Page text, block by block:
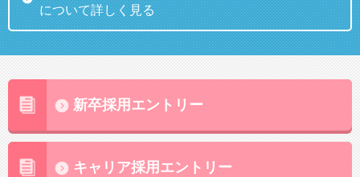
について詳しく見る
新卒採用エントリー
キャリア採用エントリー